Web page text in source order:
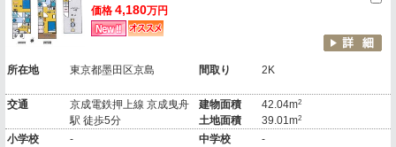
価格 4,180万円
所在地 東京都墨田区京島 間取り 2K
交通
京成電鉄押上線 京成曳舟
駅 徒歩5分
建物面積
土地面積
42.04m2
39.01m2
小学校 - 中学校 -